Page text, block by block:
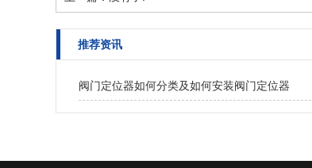
推荐资讯
阀门定位器如何分类及如何安装阀门定位器